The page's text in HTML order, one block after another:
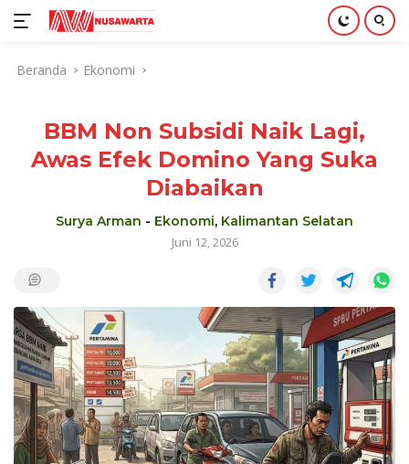
Beranda Ekonomi
BBM Non Subsidi Naik Lagi,
Awas Efek Domino Yang Suka
Diabaikan
Surya Arman - Ekonomi, Kalimantan Selatan
Juni 12, 2026